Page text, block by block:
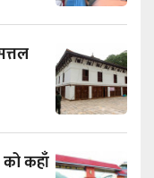
को कहाँ